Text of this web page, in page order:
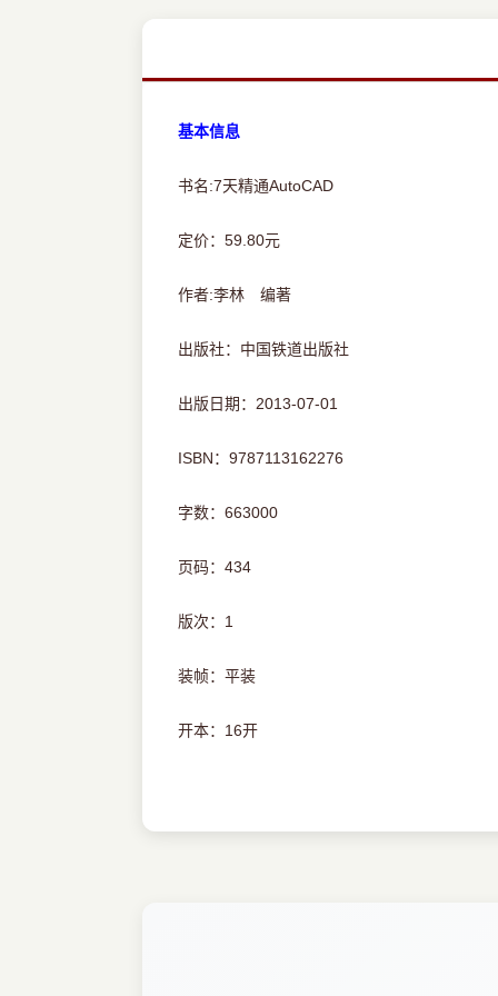
基本信息
书名:7天精通AutoCAD
定价：59.80元
作者:李林 编著
出版社：中国铁道出版社
出版日期：2013-07-01
ISBN：9787113162276
字数：663000
页码：434
版次：1
装帧：平装
开本：16开